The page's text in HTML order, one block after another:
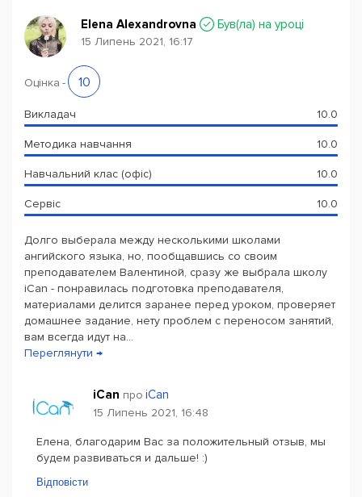
Elena Alexandrovna Був(ла) на уроці
15 Липень 2021, 16:17
Оцінка - 10
Викладач 10.0
Методика навчання 10.0
Навчальний клас (офіс) 10.0
Сервіс 10.0
Долго выберала между несколькими школами
ангийского языка, но, пообщавшись со своим
преподавателем Валентиной, сразу же выбрала школу
iCan - понравилась подготовка преподавателя,
материалами делится заранее перед уроком, проверяет
домашнее задание, нету проблем с переносом занятий,
вам всегда идут на...
Переглянути →
iCan про iCan
15 Липень 2021, 16:48
Елена, благодарим Вас за положительный отзыв, мы
будем развиваться и дальше! :)
Відповісти